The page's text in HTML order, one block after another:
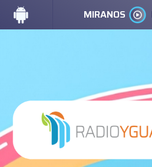
MIRANOS